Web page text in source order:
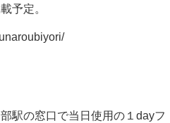
予定。
駅の窓口で当日使用の１dayフ